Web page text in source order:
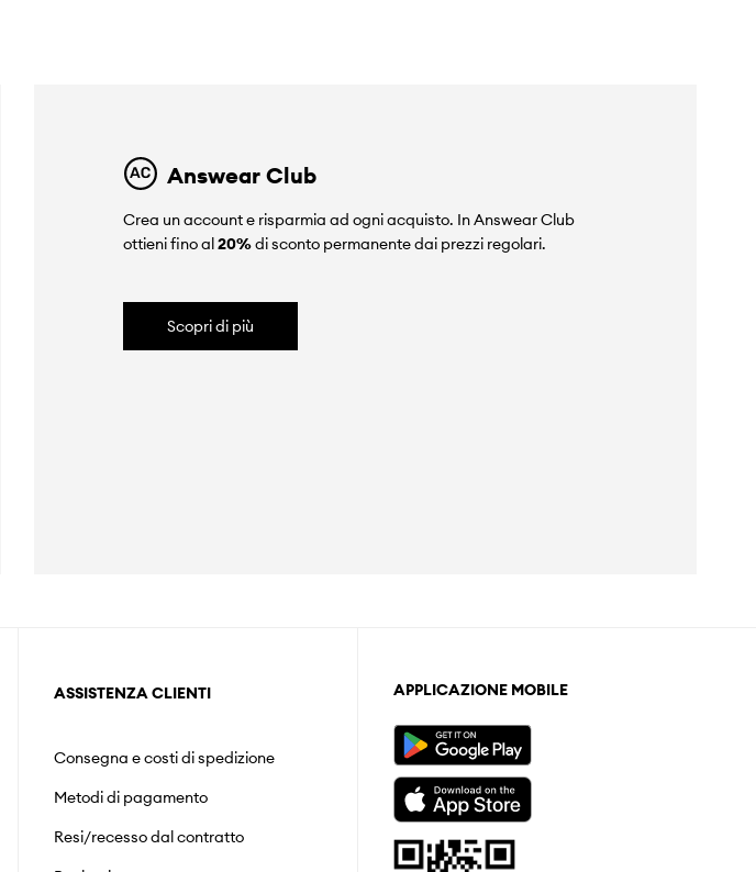
Answear Club
Crea un account e risparmia ad ogni acquisto. In Answear Club
ottieni fino al20%di sconto permanente dai prezzi regolari.
Scopri di più
ASSISTENZA CLIENTI
Consegna e costi di spedizione
Metodi di pagamento
Resi/recesso dal contratto
APPLICAZIONE MOBILE